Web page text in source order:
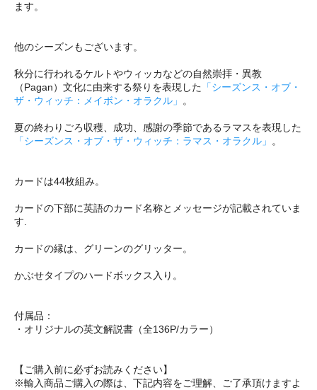
ます。
他のシーズンもございます。
秋分に行われるケルトやウィッカなどの自然崇拝・異教
（Pagan）文化に由来する祭りを表現した 「シーズンス・オブ・
ザ・ウィッチ：メイボン・オラクル」 。
夏の終わりごろ収穫、成功、感謝の季節であるラマスを表現した
「シーズンス・オブ・ザ・ウィッチ：ラマス・オラクル」 。
カードは44枚組み。
カードの下部に英語のカード名称とメッセージが記載されていま
す.
カードの縁は、グリーンのグリッター。
かぶせタイプのハードボックス入り。
付属品：
・オリジナルの英文解説書（全136P/カラー）
【ご購入前に必ずお読みください】
※輸入商品ご購入の際は、下記内容をご理解、ご了承頂けますよ